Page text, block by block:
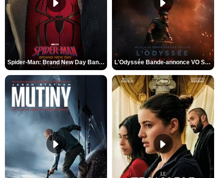
Spider-Man: Brand New Day Bande-annonce VO STFR L'Odyssée Bande-annonce VO STFR